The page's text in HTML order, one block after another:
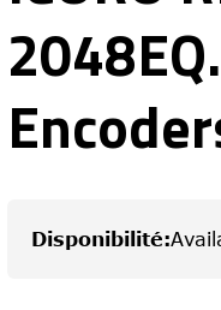
Disponibilité: